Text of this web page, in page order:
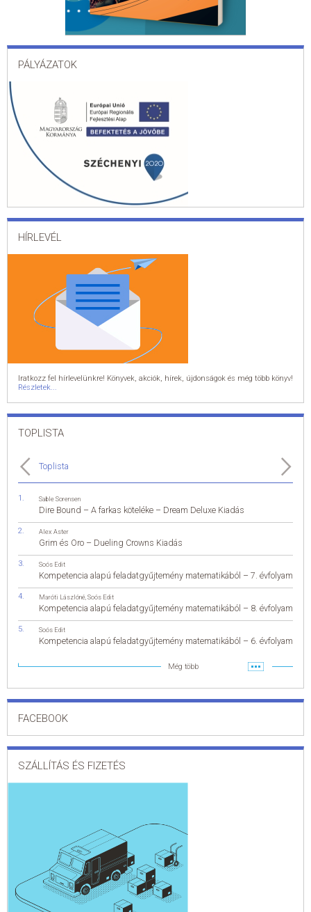
PÁLYÁZATOK
HÍRLEVÉL
Iratkozz fel hírlevelünkre! Könyvek, akciók, hírek, újdonságok és még több könyv!
Részletek...
TOPLISTA
Toplista
Sable Sorensen
Dire Bound – A farkas köteléke – Dream Deluxe Kiadás
Alex Aster
Grim és Oro – Dueling Crowns Kiadás
Soós Edit
Kompetencia alapú feladatgyűjtemény matematikából – 7. évfolyam
Maróti Lászlóné Soós Edit
Kompetencia alapú feladatgyűjtemény matematikából – 8. évfolyam
Soós Edit
Kompetencia alapú feladatgyűjtemény matematikából – 6. évfolyam
Még több
FACEBOOK
SZÁLLÍTÁS ÉS FIZETÉS